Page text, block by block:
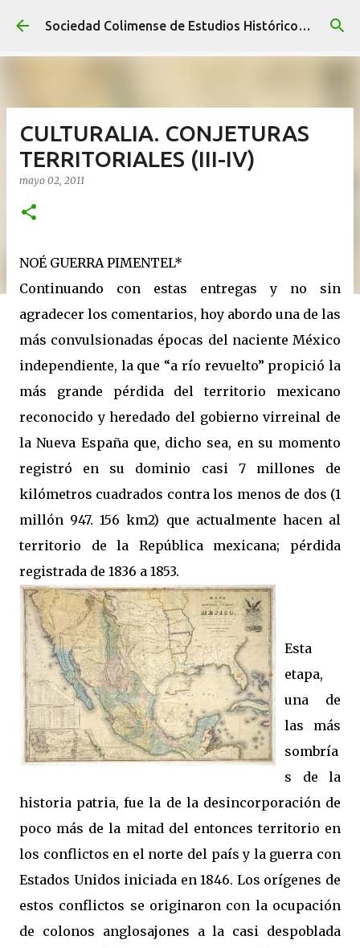
Ir al contenido principal Sociedad Colimense de Estudios Históricos A. C.
CULTURALIA. CONJETURAS
TERRITORIALES (III-IV)
mayo 02, 2011
NOÉ GUERRA PIMENTEL*
Continuando con estas entregas y no sin
agradecer los comentarios, hoy abordo una de las
más convulsionadas épocas del naciente México
independiente, la que “a río revuelto” propició la
más grande pérdida del territorio mexicano
reconocido y heredado del gobierno virreinal de
la Nueva España que, dicho sea, en su momento
registró en su dominio casi 7 millones de
kilómetros cuadrados contra los menos de dos (1
millón 947. 156 km2) que actualmente hacen al
territorio de la República mexicana; pérdida
registrada de 1836 a 1853.
Esta
etapa,
una de
las más
sombría
s de la
historia patria, fue la de la desincorporación de
poco más de la mitad del entonces territorio en
los conflictos en el norte del país y la guerra con
Estados Unidos iniciada en 1846. Los orígenes de
estos conflictos se originaron con la ocupación
de colonos anglosajones a la casi despoblada